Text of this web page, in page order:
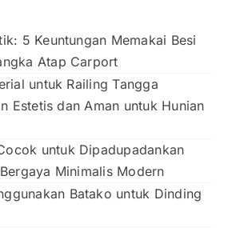
5 Keuntungan Memakai Besi
Atap Carport
untuk Railing Tangga
Estetis dan Aman untuk Hunian
untuk Dipadupadankan
Minimalis Modern
Batako untuk Dinding